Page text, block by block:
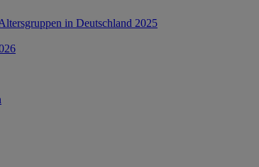
in Deutschland 2025